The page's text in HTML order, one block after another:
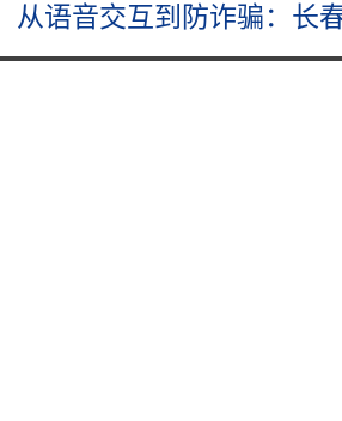
从语音交互到防诈骗：长